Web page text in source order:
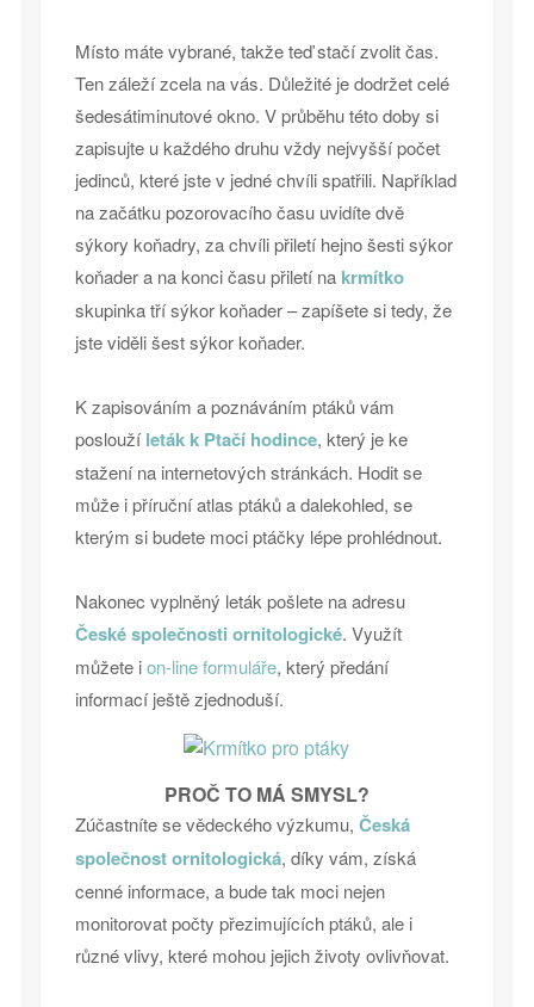
Místo máte vybrané, takže teď stačí zvolit čas.
Ten záleží zcela na vás. Důležité je dodržet celé
šedesátiminutové okno. V průběhu této doby si
zapisujte u každého druhu vždy nejvyšší počet
jedinců, které jste v jedné chvíli spatřili. Například
na začátku pozorovacího času uvidíte dvě
sýkory koňadry, za chvíli přiletí hejno šesti sýkor
koňader a na konci času přiletí na krmítko
skupinka tří sýkor koňader – zapíšete si tedy, že
jste viděli šest sýkor koňader.
K zapisováním a poznáváním ptáků vám
posloužíleták k Ptačí hodince, který je ke
stažení na internetových stránkách. Hodit se
může i příruční atlas ptáků a dalekohled, se
kterým si budete moci ptáčky lépe prohlédnout.
Nakonec vyplněný leták pošlete na adresu
České společnosti ornitologické. Využít
můžete ion-line formuláře, který předání
informací ještě zjednoduší.
PROČ TO MÁ SMYSL?
Zúčastníte se vědeckého výzkumu, Česká
společnost ornitologická, díky vám, získá
cenné informace, a bude tak moci nejen
monitorovat počty přezimujících ptáků, ale i
různé vlivy, které mohou jejich životy ovlivňovat.